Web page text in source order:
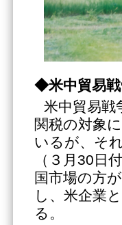
◆米中貿易戦
米中貿易戦
関税の対象
いるが、そ
（３月30日
国市場の方
し、米企業
る。